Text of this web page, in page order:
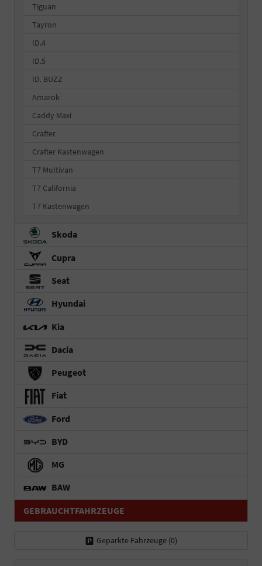
Tiguan
Tayron
ID.4
ID.5
ID. BUZZ
Amarok
Caddy Maxi
Crafter
Crafter Kastenwagen
T7 Multivan
T7 California
T7 Kastenwagen
Skoda
Cupra
Seat
Hyundai
Kia
Dacia
Peugeot
Fiat
Ford
BYD
MG
BAW
GEBRAUCHTFAHRZEUGE
Geparkte Fahrzeuge (0)